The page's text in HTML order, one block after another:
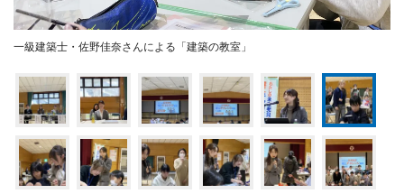
一級建築士・佐野佳奈さんによる「建築の教室」